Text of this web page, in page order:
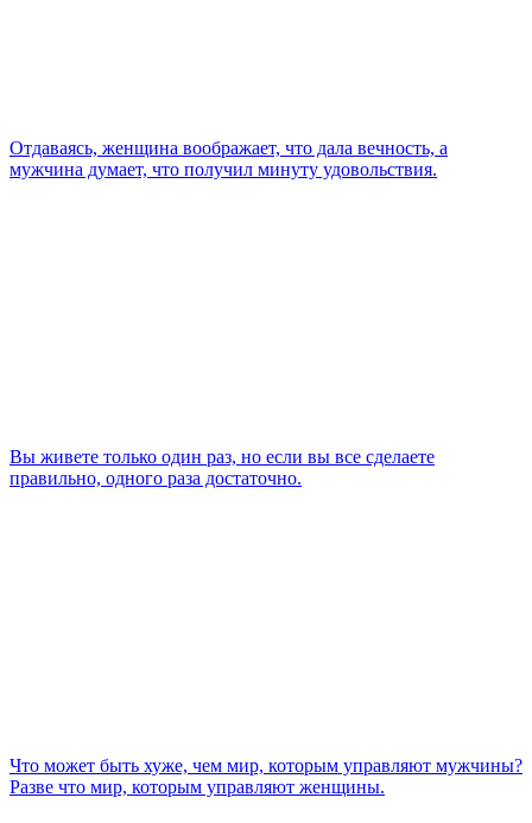
Отдаваясь, женщина воображает, что дала вечность, а
мужчина думает, что получил минуту удовольствия.
Вы живете только один раз, но если вы все сделаете
правильно, одного раза достаточно.
Что может быть хуже, чем мир, которым управляют мужчины?
Разве что мир, которым управляют женщины.